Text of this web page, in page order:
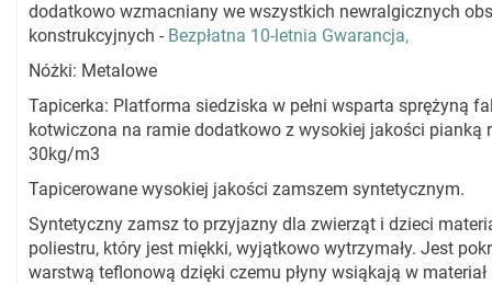
dodatkowo wzmacniany we wszystkich newralgicznych
konstrukcyjnych - Bezpłatna 10-letnia Gwarancja,
Nóżki: Metalowe
Tapicerka: Platforma siedziska w pełni wsparta sprężyną
kotwiczona na ramie dodatkowo z wysokiej jakości pianką
30kg/m3
Tapicerowane wysokiej jakości zamszem syntetycznym.
Syntetyczny zamsz to przyjazny dla zwierząt i dzieci
poliestru, który jest miękki, wyjątkowo wytrzymały. Jest
warstwą teflonową dzięki czemu płyny wsiąkają w